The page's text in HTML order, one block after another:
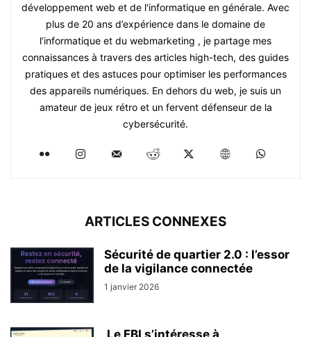
développement web et de l'informatique en générale. Avec
plus de 20 ans d’expérience dans le domaine de
l’informatique et du webmarketing , je partage mes
connaissances à travers des articles high-tech, des guides
pratiques et des astuces pour optimiser les performances
des appareils numériques. En dehors du web, je suis un
amateur de jeux rétro et un fervent défenseur de la
cybersécurité.
ARTICLES CONNEXES
Sécurité de quartier 2.0 : l’essor
de la vigilance connectée
1 janvier 2026
Le FBI s’intéresse à